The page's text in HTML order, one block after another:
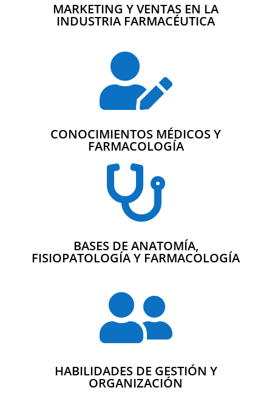
MARKETING Y VENTAS EN LA
INDUSTRIA FARMACÉUTICA

CONOCIMIENTOS MÉDICOS Y
FARMACOLOGÍA

BASES DE ANATOMÍA,
FISIOPATOLOGÍA Y FARMACOLOGÍA

HABILIDADES DE GESTIÓN Y
ORGANIZACIÓN